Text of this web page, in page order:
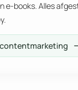
e-books. Alles